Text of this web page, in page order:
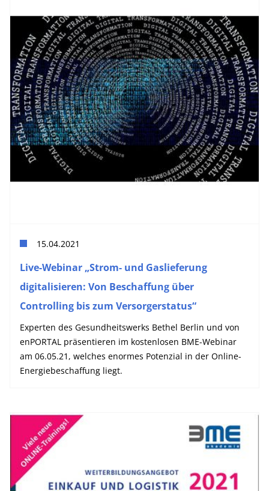
15.04.2021
Live-Webinar „Strom- und Gaslieferung
digitalisieren: Von Beschaffung über
Controlling bis zum Versorgerstatus“
Experten des Gesundheitswerks Bethel Berlin und von
enPORTAL präsentieren im kostenlosen BME-Webinar
am 06.05.21, welches enormes Potenzial in der Online-
Energiebeschaffung liegt.